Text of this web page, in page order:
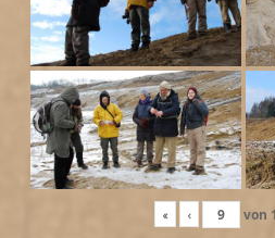
« ‹ von